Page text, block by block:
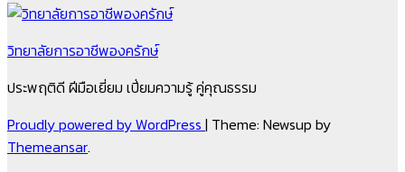
วิทยาลัยการอาชีพองครักษ์
ประพฤติดี ฝีมือเยี่ยม เปี่ยมความรู้ คู่คุณธรรม
Proudly powered by WordPress | Theme: Newsup by
Themeansar.